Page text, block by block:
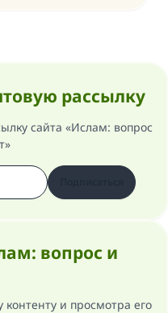
рассылку
сайта «Ислам: вопрос
вопрос и
и просмотра его